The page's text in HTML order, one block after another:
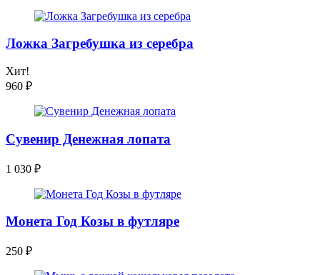
Ложка Загребушка из серебра
Хит!
960 ₽
Сувенир Денежная лопата
1 030 ₽
Монета Год Козы в футляре
250 ₽